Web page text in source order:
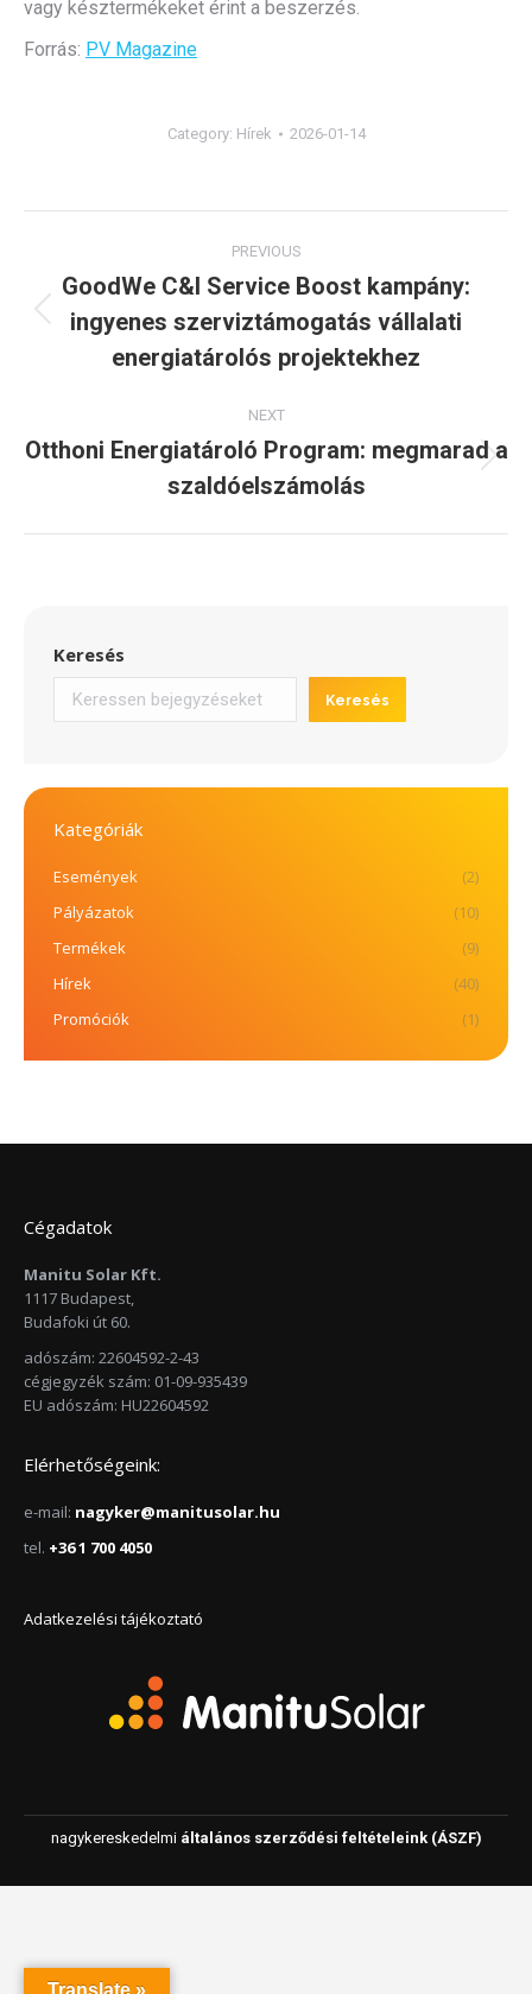
vagy késztermékeket érint a beszerzés.
Forrás: PV Magazine
Category: Hírek 2026-01-14
navigation
PREVIOUS
Previous
post:
GoodWe C&I Service Boost kampány:
ingyenes szerviztámogatás vállalati
energiatárolós projektekhez
NEXT
post:
Otthoni Energiatároló Program: megmarad a
szaldóelszámolás
Keresés
Keresés
Kategóriák
Események
(2)
Pályázatok
(10)
Termékek
(9)
Hírek
(40)
Promóciók
(1)
Cégadatok
Manitu Solar Kft.
1117 Budapest,
Budafoki út 60.
adószám: 22604592-2-43
cégjegyzék szám: 01-09-935439
EU adószám: HU22604592
Elérhetőségeink:
e-mail: nagyker@manitusolar.hu
tel. +36 1 700 4050
Adatkezelési tájékoztató
nagykereskedelmi általános szerződési feltételeink (ÁSZF)
Translate »